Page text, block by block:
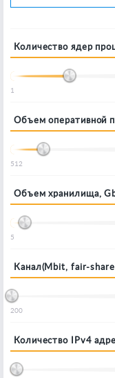
Количество ядер
1
Объем оперативной
512
Объем хранилища,
5
Канал(Mbit, fair-
200
Количество IPv4